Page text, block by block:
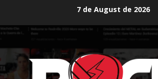
content
7 de August de 2026